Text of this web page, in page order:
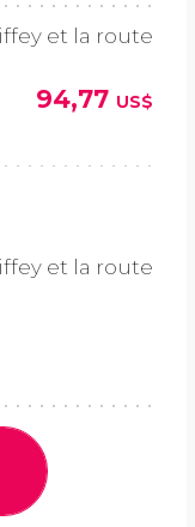
et la route
94,77 US$
et la route